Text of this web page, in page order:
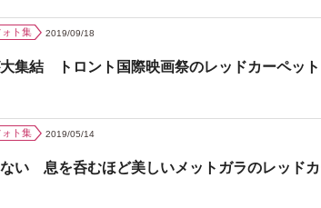
ォト集 2019/09/18
集結 トロント国際映画祭のレッドカーペット
ォト集 2019/05/14
い 息を呑むほど美しいメットガラのレッドカ